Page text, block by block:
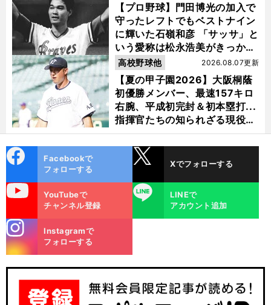
【プロ野球】門田博光の加入で
守ったレフトでもベストナイン
に輝いた石嶺和彦 「サッサ」と
いう愛称は松永浩美がきっか
け？
【夏の甲子園2026】大阪桐蔭
初優勝メンバー、最速157キロ
右腕、平成初完封＆初本塁打...
指揮官たちの知られざる現役時
代
2026.08.07更新
高校野球他
ok
Facebookで
フォローする
Xでフォローする
YouTubeで
チャンネル登録
LINE
LINEで
アカウント追加
m
Instagramで
フォローする